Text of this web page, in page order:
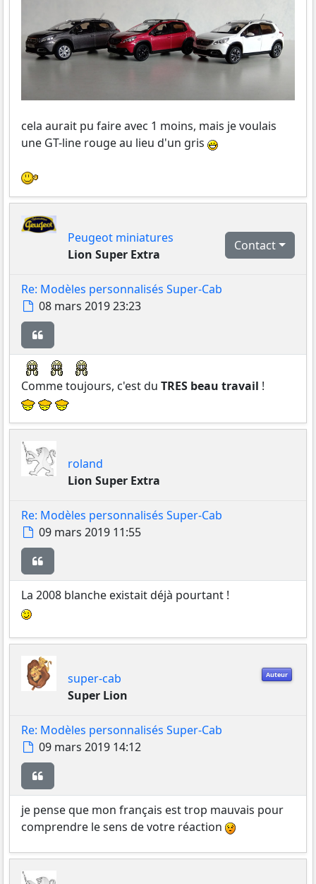
cela aurait pu faire avec 1 moins, mais je voulais
une GT-line rouge au lieu d'un gris
Peugeot miniatures
Lion Super Extra
Contact
Re: Modèles personnalisés Super-Cab
Message
08 mars 2019 23:23
Comme toujours, c'est du TRES beau travail !
roland
Lion Super Extra
Re: Modèles personnalisés Super-Cab
Message
09 mars 2019 11:55
La 2008 blanche existait déjà pourtant !
Auteur
super-cab
Super Lion
Re: Modèles personnalisés Super-Cab
Message
09 mars 2019 14:12
je pense que mon français est trop mauvais pour
comprendre le sens de votre réaction